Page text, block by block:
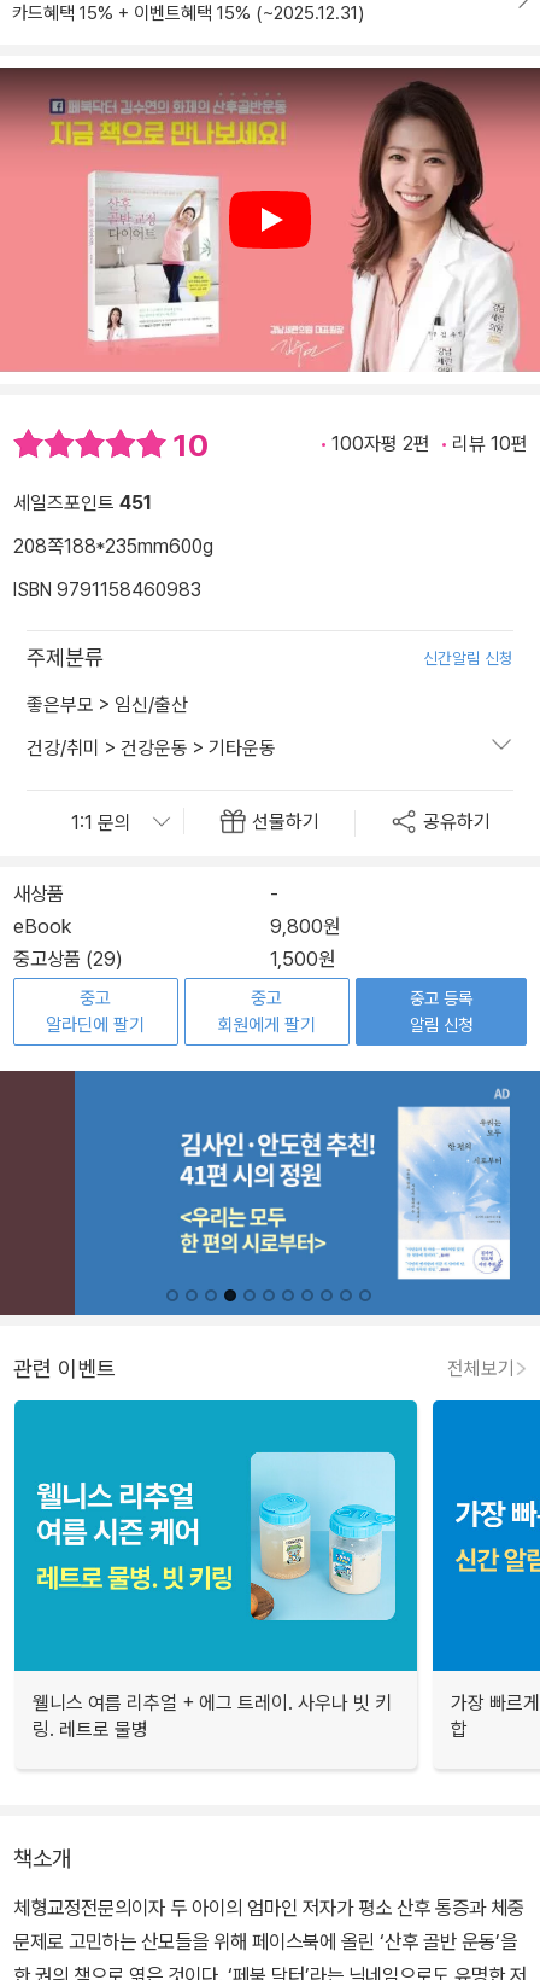
카드혜택 15% + 이벤트혜택 15% (~2025.12.31)
Play
10 100자평 2편 리뷰 10편
세일즈포인트 451
208쪽188*235mm600g
ISBN 9791158460983
주제분류 신간알림 신청
좋은부모 > 임신/출산
건강/취미 > 건강운동 > 기타운동
선물하기 공유하기
새상품
-
eBook
9,800원
중고상품 (29)
1,500원
중고
알라딘에 팔기
중고
회원에게 팔기
중고 등록
알림 신청
관련 이벤트 전체보기
웰니스 여름 리추얼 + 에그 트레이. 사우나 빗 키
링. 레트로 물병
가장 빠르
합
책소개
체형교정전문의이자 두 아이의 엄마인 저자가 평소 산후 통증과 체중
문제로 고민하는 산모들을 위해 페이스북에 올린 ‘산후 골반 운동’을
한 권의 책으로 엮은 것이다. ‘페북 닥터’라는 닉네임으로도 유명한 저